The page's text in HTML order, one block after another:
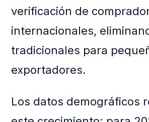
verificación de
internacionales,
tradicionales para
exportadores.
Los datos demográficos